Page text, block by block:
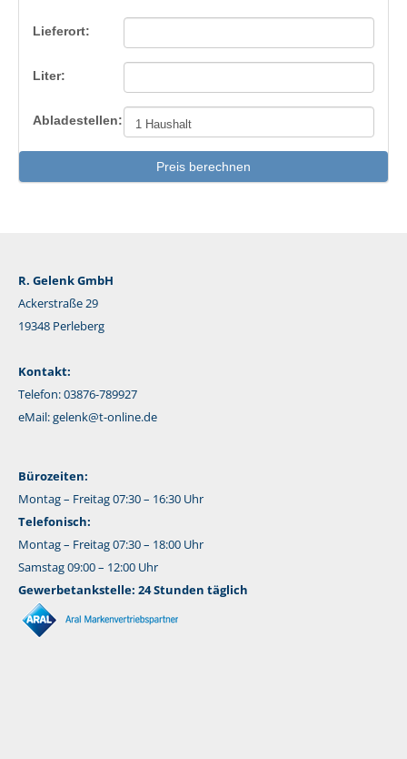
Lieferort:
Liter:
Abladestellen:
Preis berechnen
R. Gelenk GmbH
Ackerstraße 29
19348 Perleberg
Kontakt:
Telefon: 03876-789927
eMail:gelenk@t-online.de
Bürozeiten:
Montag – Freitag 07:30 – 16:30 Uhr
Telefonisch:
Montag – Freitag 07:30 – 18:00 Uhr
Samstag 09:00 – 12:00 Uhr
Gewerbetankstelle: 24 Stunden täglich